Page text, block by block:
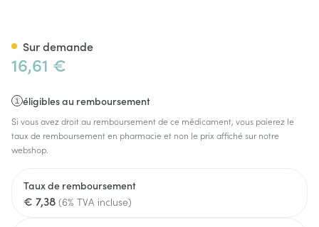
16,61 €
éligibles au remboursement
Si vous avez droit au remboursement de ce médicament, vous paierez le
taux de remboursement en pharmacie et non le prix affiché sur notre
webshop.
Taux de remboursement
€ 7,38 (6% TVA incluse)
Sur demande